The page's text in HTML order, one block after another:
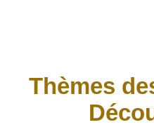
Thèmes